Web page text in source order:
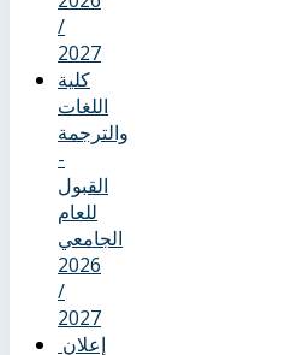
/
2027
كلية
اللغات
والترجمة
-
القبول
للعام
الجامعي
2026
/
2027